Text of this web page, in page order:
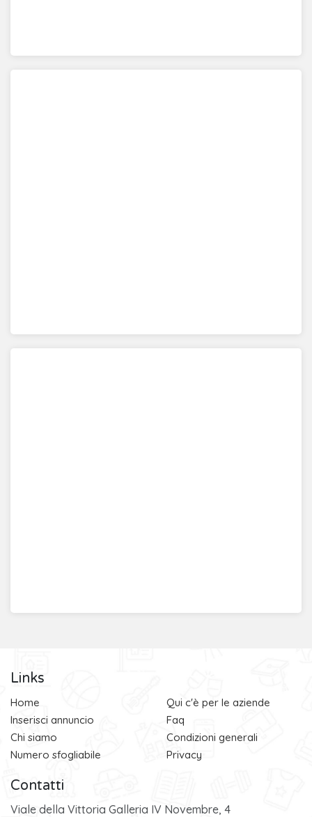
Links
Home
Inserisci annuncio
Chi siamo
Numero sfogliabile
Qui c'è per le aziende
Faq
Condizioni generali
Privacy
Contatti
Viale della Vittoria Galleria IV Novembre, 4